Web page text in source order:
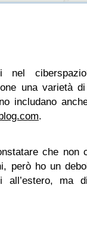
nel
una varietà
includano
.
che non
però ho un
all’estero, ma